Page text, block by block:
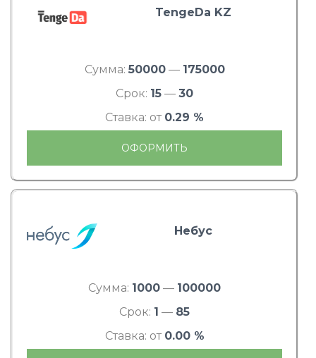
TengeDa KZ
Сумма: 50000— 175000
Срок: 15 — 30
Ставка: от 0.29 %
ОФОРМИТЬ
Небус
Сумма: 1000 — 100000
Срок: 1 — 85
Ставка: от 0.00 %